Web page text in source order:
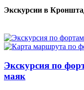
Экскурсии в
Экскурсия по
маяк